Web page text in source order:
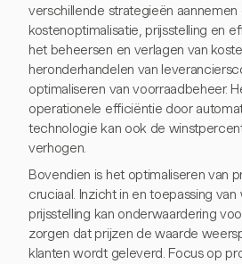
verschillende strategieën
kostenoptimalisatie, prijsstelling en
het beheersen en verlagen van
heronderhandelen van
optimaliseren van voorraadbeheer.
operationele efficiëntie door
technologie kan ook de
verhogen.
Bovendien is het optimaliseren van
cruciaal. Inzicht in en toepassing
prijsstelling kan onderwaardering
zorgen dat prijzen de waarde
klanten wordt geleverd. Focus op